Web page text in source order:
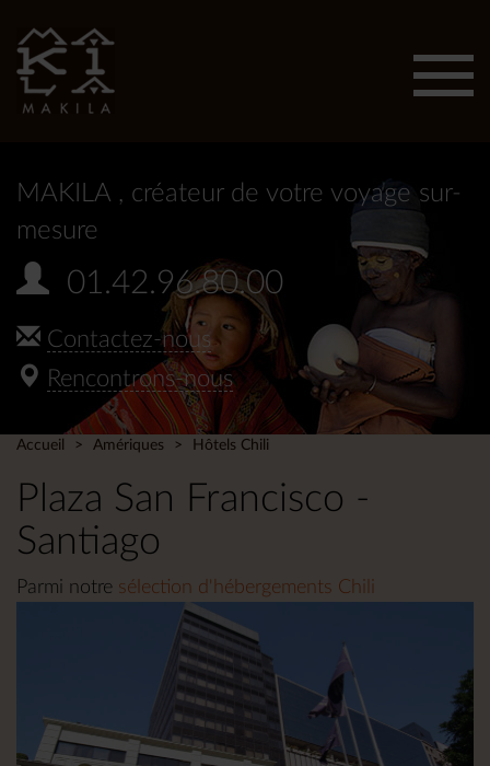
MAKILA , créateur de votre voyage sur-
mesure
01.42.96.80.00
Contactez-nous
Rencontrons-nous
Accueil Amériques Hôtels Chili
Plaza San Francisco -
Santiago
Parmi notre sélection d'hébergements Chili